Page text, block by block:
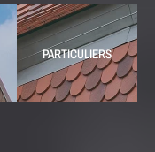
PARTICULIERS